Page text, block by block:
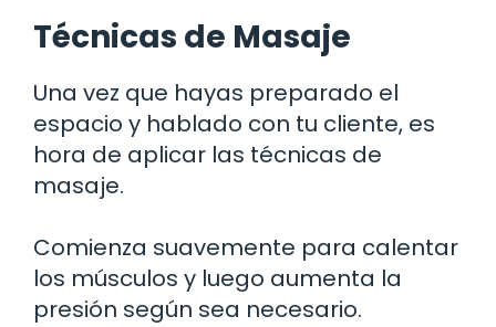
Técnicas de Masaje
Una vez que hayas preparado el
espacio y hablado con tu cliente, es
hora de aplicar las técnicas de
masaje.
Comienza suavemente para calentar
los músculos y luego aumenta la
presión según sea necesario.